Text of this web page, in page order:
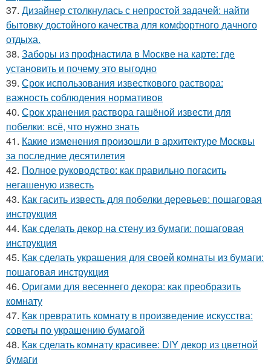
37. Дизайнер столкнулась с непростой задачей: найти
бытовку достойного качества для комфортного дачного
отдыха.
38. Заборы из профнастила в Москве на карте: где
установить и почему это выгодно
39. Срок использования известкового раствора:
важность соблюдения нормативов
40. Срок хранения раствора гашёной извести для
побелки: всё, что нужно знать
41. Какие изменения произошли в архитектуре Москвы
за последние десятилетия
42. Полное руководство: как правильно погасить
негашеную известь
43. Как гасить известь для побелки деревьев: пошаговая
инструкция
44. Как сделать декор на стену из бумаги: пошаговая
инструкция
45. Как сделать украшения для своей комнаты из бумаги:
пошаговая инструкция
46. Оригами для весеннего декора: как преобразить
комнату
47. Как превратить комнату в произведение искусства:
советы по украшению бумагой
48. Как сделать комнату красивее: DIY декор из цветной
бумаги